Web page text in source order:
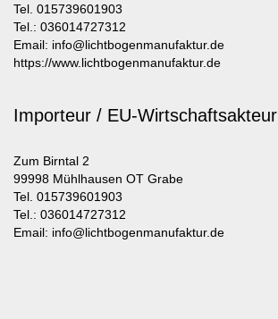
Tel. 015739601903
Tel.: 036014727312
Email: info@lichtbogenmanufaktur.de
https://www.lichtbogenmanufaktur.de
Importeur / EU-Wirtschaftsakteur
Zum Birntal 2
99998 Mühlhausen OT Grabe
Tel. 015739601903
Tel.: 036014727312
Email: info@lichtbogenmanufaktur.de